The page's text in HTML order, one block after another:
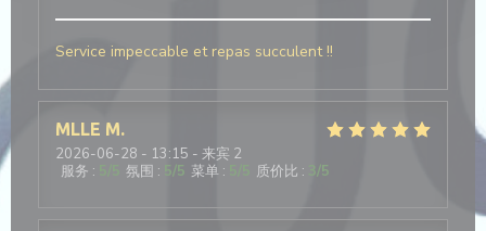
Service impeccable et repas succulent !!
MLLE M
2026-06-28 - 13:15 - 来宾 2
服务 : 氛围 : 5/5 菜单 : 质价比 : 3/5